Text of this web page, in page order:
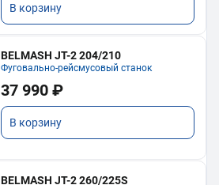
В корзину
BELMASH JT-2 204/210
Фуговально-рейсмусовый станок
37 990 ₽
В корзину
BELMASH JT-2 260/225S